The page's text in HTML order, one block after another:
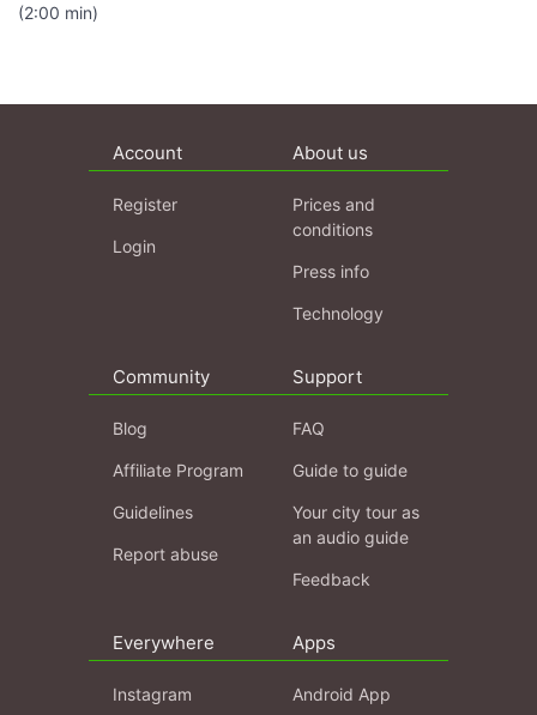
(2:00 min)
Account
Register
Login
About us
Prices and
conditions
Press info
Technology
Community
Blog
Affiliate Program
Guidelines
Report abuse
Support
FAQ
Guide to guide
Your city tour as
an audio guide
Feedback
Everywhere
Instagram
Apps
Android App